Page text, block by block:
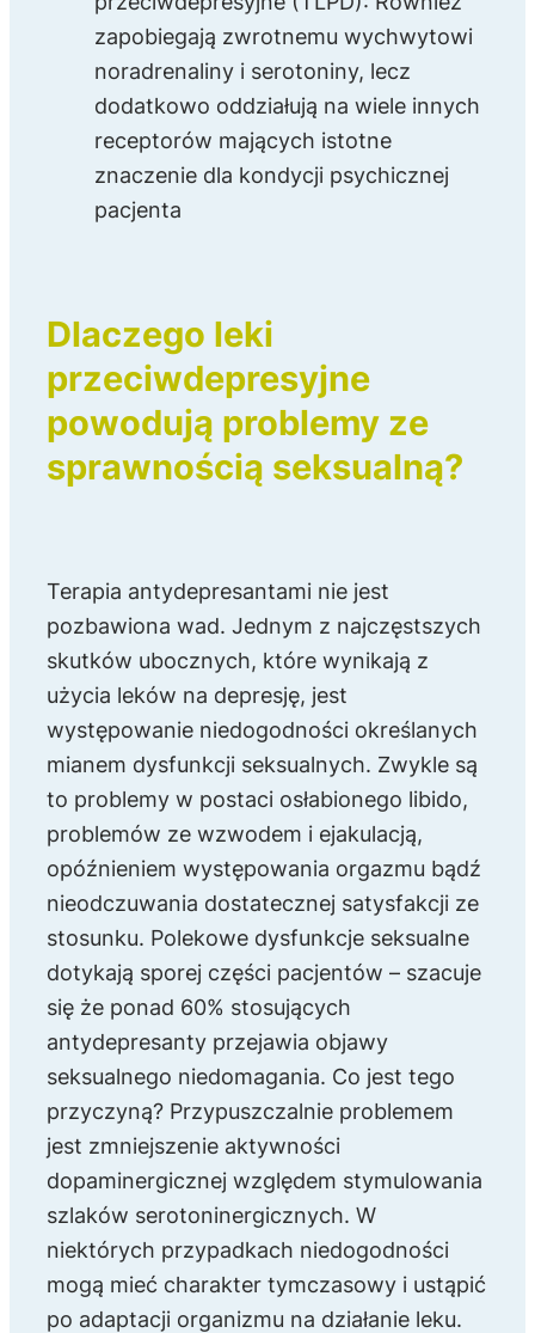
zapobiegają zwrotnemu wychwytowi
noradrenaliny i serotoniny, lecz
dodatkowo oddziałują na wiele innych
receptorów mających istotne
znaczenie dla kondycji psychicznej
pacjenta
Dlaczego leki
przeciwdepresyjne
powodują problemy ze
sprawnością seksualną?
Terapia antydepresantami nie jest
pozbawiona wad. Jednym z najczęstszych
skutków ubocznych, które wynikają z
użycia leków na depresję, jest
występowanie niedogodności określanych
mianem dysfunkcji seksualnych. Zwykle są
to problemy w postaci osłabionego libido,
problemów ze wzwodem i ejakulacją,
opóźnieniem występowania orgazmu bądź
nieodczuwania dostatecznej satysfakcji ze
stosunku. Polekowe dysfunkcje seksualne
dotykają sporej części pacjentów – szacuje
się że ponad 60% stosujących
antydepresanty przejawia objawy
seksualnego niedomagania. Co jest tego
przyczyną? Przypuszczalnie problemem
jest zmniejszenie aktywności
dopaminergicznej względem stymulowania
szlaków serotoninergicznych. W
niektórych przypadkach niedogodności
mogą mieć charakter tymczasowy i ustąpić
po adaptacji organizmu na działanie leku.